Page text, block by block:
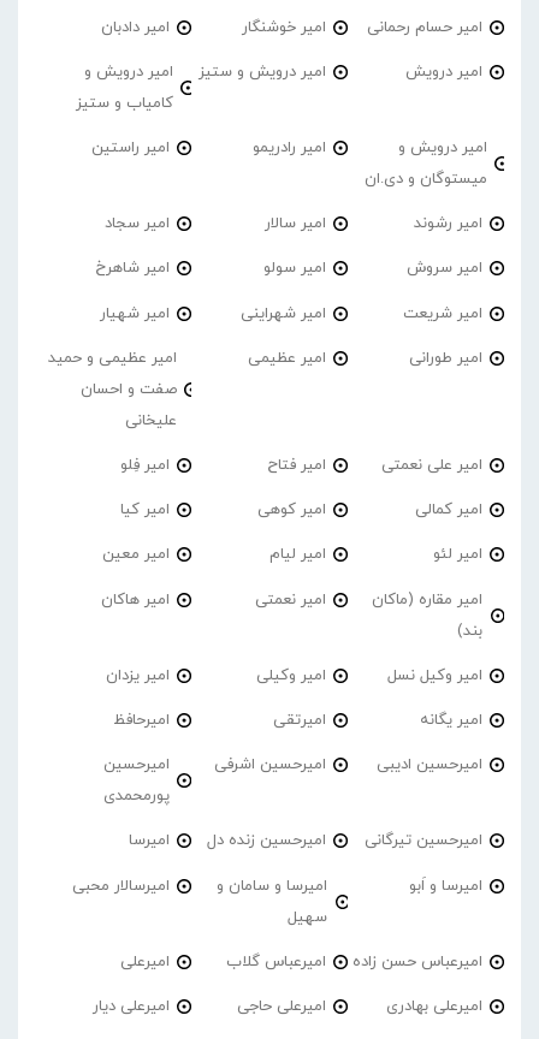
امیر حسام رحمانی امیر خوشنگار امیر دادبان
امیر درویش امیر درویش و ستیز
امیر درویش و
کامیاب و ستیز
امیر درویش و
میستوگان و دی.ان
امیر رادریمو امیر راستین
امیر رشوند امیر سالار امیر سجاد
امیر سروش امیر سولو امیر شاهرخ
امیر شریعت امیر شهراینی امیر شهیار
امیر طورانی امیر عظیمی
امیر عظیمی و حمید
صفت و احسان
علیخانی
امیر علی نعمتی امیر فتاح امیر فِلو
امیر کمالی امیر کوهی امیر کیا
امیر لئو امیر لیام امیر معین
امیر مقاره (ماکان
بند)
امیر نعمتی امیر هاکان
امیر وکیل نسل امیر وکیلی امیر یزدان
امیر یگانه امیرتقی امیرحافظ
امیرحسین ادیبی امیرحسین اشرفی
امیرحسین
پورمحمدی
امیرحسین تیرگانی امیرحسین زنده دل امیرسا
امیرسا و اَبو
امیرسا و سامان و
سهیل
امیرسالار محبی
امیرعباس حسن زاده امیرعباس گلاب امیرعلی
امیرعلی بهادری امیرعلی حاجی امیرعلی دیار